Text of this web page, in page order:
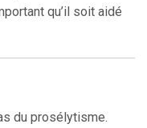
qu’il soit aidé
du prosélytisme.